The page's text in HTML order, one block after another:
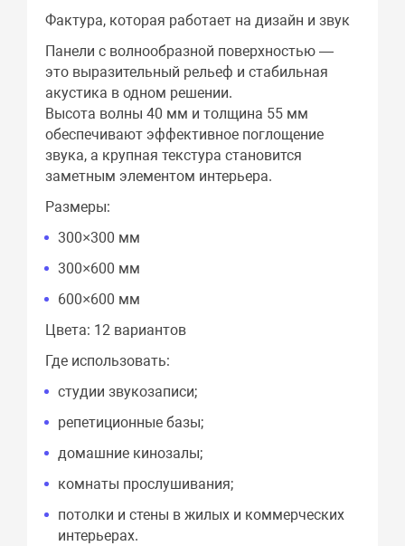
Фактура, которая работает на дизайн и звук
Панели с волнообразной поверхностью —
это выразительный рельеф и стабильная
акустика в одном решении.
Высота волны 40 мм и толщина 55 мм
обеспечивают эффективное поглощение
звука, а крупная текстура становится
заметным элементом интерьера.
Размеры:
300×300 мм
300×600 мм
600×600 мм
Цвета: 12 вариантов
Где использовать:
студии звукозаписи;
репетиционные базы;
домашние кинозалы;
комнаты прослушивания;
потолки и стены в жилых и коммерческих
интерьерах.